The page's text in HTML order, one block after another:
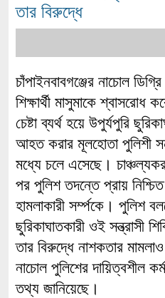
তার বিরুদ্ধে
চাঁপাইনবাবগঞ্জের নাচোল
শিক্ষার্থী মাসুমাকে শ্বাসরোধ
চেষ্টা ব্যর্থ হয়ে উপুর্যপুরি
আহত করার মূলহোতা পুলিশী
মধ্যে চলে এসেছে।
পর পুলিশ তদন্তে প্রায়
হামলাকারী সর্ম্পকে। পুলিশ
ছুরিকাঘাতকারী ওই সন্ত্রাসী
তার বিরুদ্ধে নাশকতার
নাচোল পুলিশের দায়িত্বশীল
তথ্য জানিয়েছে।